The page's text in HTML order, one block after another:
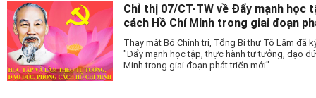
Chỉ thị 07/CT-TW về Đẩy mạnh
cách Hồ Chí Minh trong giai đoạn
Thay mặt Bộ Chính trị, Tổng Bí thư Tô Lâm đã
"Đẩy mạnh học tập, thực hành tư tưởng, đạo
Minh trong giai đoạn phát triển mới".